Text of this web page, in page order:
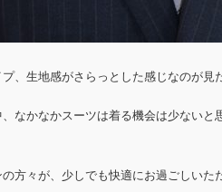
、生地感がさらっとした感じなのが見
なかなかスーツは着る機会は少ない
方々が、少しでも快適にお過ごしいた